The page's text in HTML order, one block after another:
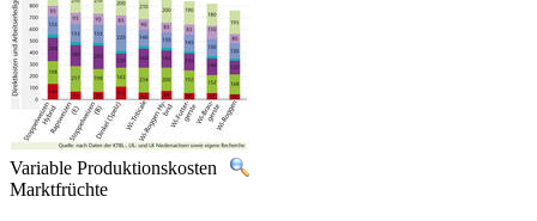
Variable Produktionskosten
Marktfrüchte